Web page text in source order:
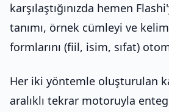
karşılaştığınızda hemen
tanımı, örnek cümleyi ve
formlarını (fiil, isim, sıfat)
Her iki yöntemle oluşturulan
aralıklı tekrar motoruyla